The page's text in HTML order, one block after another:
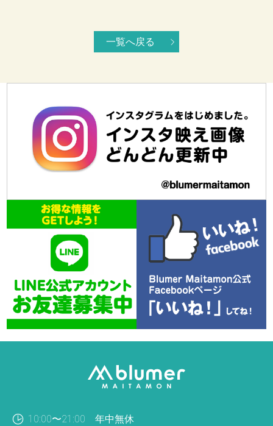
一覧へ戻る
10:00〜21:00 年中無休